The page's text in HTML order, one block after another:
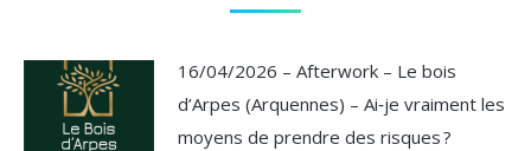
16/04/2026 – Afterwork – Le bois
d’Arpes (Arquennes) – Ai‑je vraiment les
moyens de prendre des risques ?